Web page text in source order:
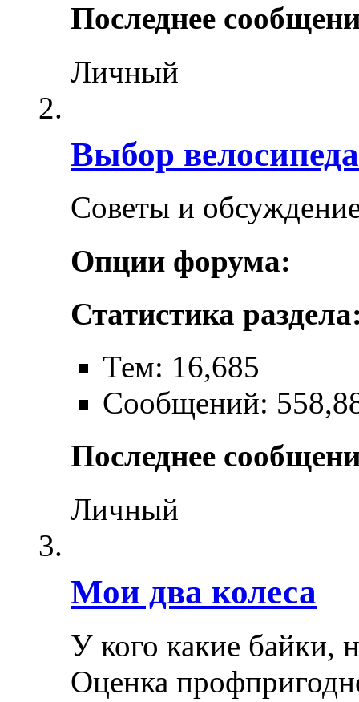
Последнее
Личный
Выбор велосипеда
Советы и
Опции форума:
Статистика
Тем: 16,685
Сообщений:
Последнее
Личный
Мои два колеса
У кого какие байки,
Оценка